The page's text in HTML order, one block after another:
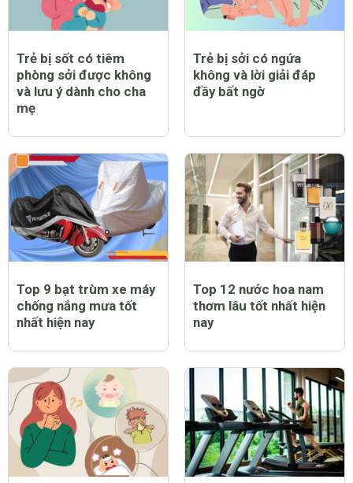
Trẻ bị sốt có tiêm
phòng sởi được không
và lưu ý dành cho cha
mẹ
Trẻ bị sởi có ngứa
không và lời giải đáp
đầy bất ngờ
Top 9 bạt trùm xe máy
chống nắng mưa tốt
nhất hiện nay
Top 12 nước hoa nam
thơm lâu tốt nhất hiện
nay